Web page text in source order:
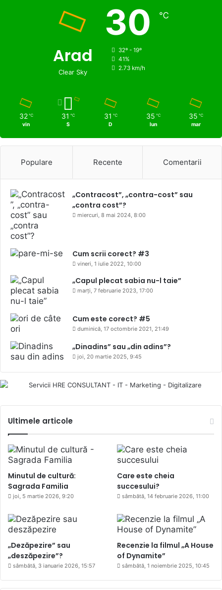
Arad
Clear Sky
30 ℃
32º - 19º
41%
2.73 km/h
32 ℃
vin
31 ℃
S
31 ℃
D
35 ℃
lun
35 ℃
mar
Populare Recente Comentarii
„Contracost”, „contra-cost” sau
„contra cost”?
miercuri, 8 mai 2024, 8:00
Cum scrii corect? #3
vineri, 1 iulie 2022, 10:00
„Capul plecat sabia nu-l taie”
marți, 7 februarie 2023, 17:00
Cum este corect? #5
duminică, 17 octombrie 2021, 21:49
„Dinadins” sau „din adins”?
joi, 20 martie 2025, 9:45
Ultimele articole
Minutul de cultură:
Sagrada Familia
joi, 5 martie 2026, 9:20
Care este cheia
succesului?
sâmbătă, 14 februarie 2026, 11:00
„Dezăpezire” sau
„deszăpezire”?
sâmbătă, 3 ianuarie 2026, 15:57
Recenzie la filmul „A House
of Dynamite”
sâmbătă, 1 noiembrie 2025, 10:45